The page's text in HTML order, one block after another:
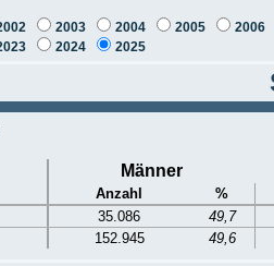
2003 2004 2005
2006
2024 2025
Männer
Anzahl
%
35.086
49,7
152.945 49,6